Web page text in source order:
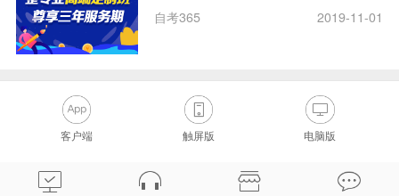
自考365 2019-11-01
客户端 触屏版 电脑版